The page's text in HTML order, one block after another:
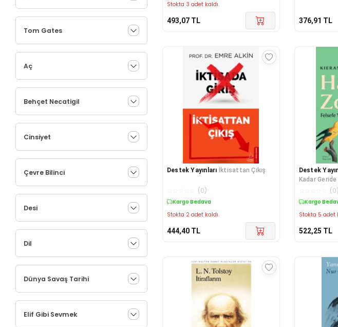
Tom Gates
Aç
Behçet Necatigil
Cinsiyet
Çevre Bilinci
Desi
Dil
Dünya Savaş Tarihi
Elif Gibi Sevmek
Stokta 3 adet kaldı.
493,07 TL 376,91 TL
Destek Yayınları İktisattan Çıkış
(0)
Kargo Bedava
Stokta 2 adet kaldı.
444,40 TL
Destek
Kadar
(0)
Kargo
Stokta 5 adet
522,25 TL